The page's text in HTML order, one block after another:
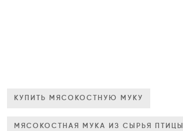
КУПИТЬ МЯСОКОСТНУЮ МУКУ
МЯСОКОСТНАЯ МУКА ИЗ СЫРЬЯ ПТИЦЫ